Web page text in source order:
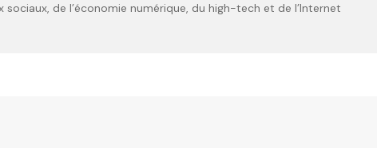
de l’économie numérique, du high-tech et de l’Internet